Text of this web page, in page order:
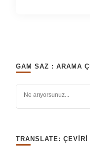
GAM SAZ : ARAMA
TRANSLATE: ÇEVIRI